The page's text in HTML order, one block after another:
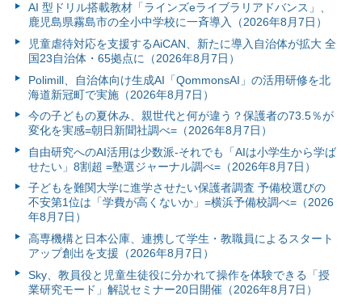
AI 型ドリル搭載教材「ラインズeライブラリアドバンス」、
鹿児島県霧島市の全小中学校に一斉導入（2026年8月7日）
児童虐待対応を支援するAiCAN、新たに導入自治体が拡大 全
国23自治体・65拠点に（2026年8月7日）
Polimill、自治体向け生成AI「QommonsAI」の活用研修を北
海道新冠町で実施（2026年8月7日）
今の子どもの夏休み、親世代と何が違う？保護者の73.5％が
変化を実感=朝日新聞社調べ=（2026年8月7日）
自由研究へのAI活用は少数派-それでも「AIは小学生から学ば
せたい」8割超 =塾選ジャーナル調べ=（2026年8月7日）
子どもを難関大学に進学させたい保護者調査 予備校選びの
不安第1位は「学費が高くないか」=横浜予備校調べ=（2026
年8月7日）
高専機構と日本公庫、連携して学生・教職員によるスタート
アップ創出を支援（2026年8月7日）
Sky、教員役と児童生徒役に分かれて操作を体験できる「授
業研究モード」解説セミナー20日開催（2026年8月7日）